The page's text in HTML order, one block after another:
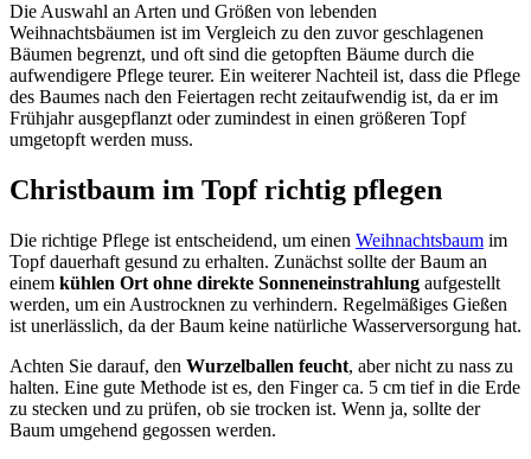
Die Auswahl an Arten und Größen von lebenden
Weihnachtsbäumen ist im Vergleich zu den zuvor geschlagenen
Bäumen begrenzt, und oft sind die getopften Bäume durch die
aufwendigere Pflege teurer. Ein weiterer Nachteil ist, dass die Pflege
des Baumes nach den Feiertagen recht zeitaufwendig ist, da er im
Frühjahr ausgepflanzt oder zumindest in einen größeren Topf
umgetopft werden muss.
Christbaum im Topf richtig pflegen
Die richtige Pflege ist entscheidend, um einen Weihnachtsbaum im
Topf dauerhaft gesund zu erhalten. Zunächst sollte der Baum an
einem kühlen Ort ohne direkte Sonneneinstrahlung aufgestellt
werden, um ein Austrocknen zu verhindern. Regelmäßiges Gießen
ist unerlässlich, da der Baum keine natürliche Wasserversorgung hat.
Achten Sie darauf, den Wurzelballen feucht, aber nicht zu nass zu
halten. Eine gute Methode ist es, den Finger ca. 5 cm tief in die Erde
zu stecken und zu prüfen, ob sie trocken ist. Wenn ja, sollte der
Baum umgehend gegossen werden.